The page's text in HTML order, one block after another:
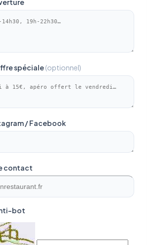
spéciale(optionnel)
/ Facebook
contact
bot